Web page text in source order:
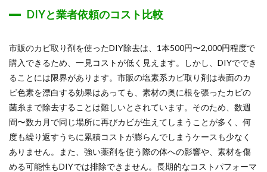
DIYと業者依頼のコスト比較
市販のカビ取り剤を使ったDIY除去は、1本500円〜2,000円程度で
購入できるため、一見コストが低く見えます。しかし、DIYででき
ることには限界があります。市販の塩素系カビ取り剤は表面のカ
ビ色素を漂白する効果はあっても、素材の奥に根を張ったカビの
菌糸まで除去することは難しいとされています。そのため、数週
間〜数カ月で同じ場所に再びカビが生えてしまうことが多く、何
度も繰り返すうちに累積コストが膨らんでしまうケースも少なく
ありません。また、強い薬剤を使う際の体への影響や、素材を傷
める可能性もDIYでは排除できません。長期的なコストパフォーマ